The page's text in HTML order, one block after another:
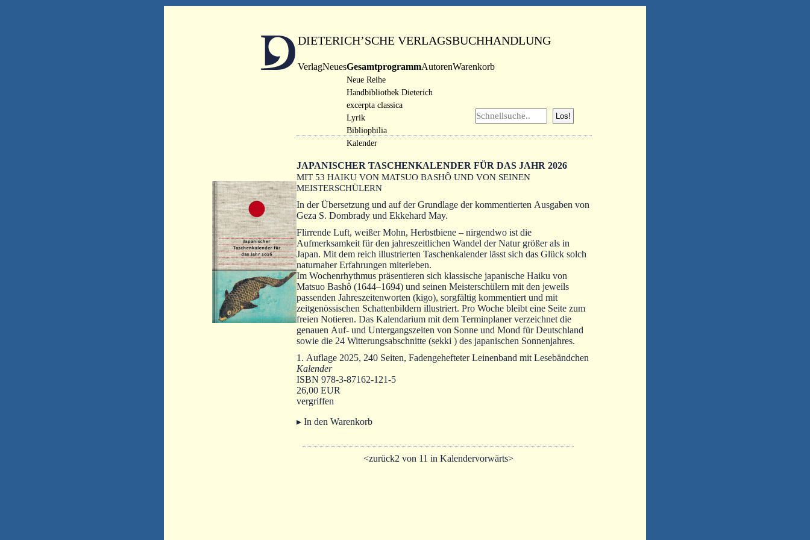
DIETERICH’SCHE VERLAGSBUCHHANDLUNG
VerlagNeuesGesamtprogramm
Neue Reihe
Handbibliothek Dieterich
excerpta classica
Lyrik
Bibliophilia
Kalender
AutorenWarenkorb
JAPANISCHER TASCHENKALENDER FÜR DAS JAHR 2026
MIT 53 HAIKU VON MATSUO BASHÔ UND VON SEINEN
MEISTERSCHÜLERN
In der Übersetzung und auf der Grundlage der kommentierten Ausgaben von
Geza S. Dombrady und Ekkehard May.
Flirrende Luft, weißer Mohn, Herbstbiene – nirgendwo ist die
Aufmerksamkeit für den jahreszeitlichen Wandel der Natur größer als in
Japan. Mit dem reich illustrierten Taschenkalender lässt sich das Glück solch
naturnaher Erfahrungen miterleben.
Im Wochenrhythmus präsentieren sich klassische japanische Haiku von
Matsuo Bashô (1644–1694) und seinen Meisterschülern mit den jeweils
passenden Jahreszeitenworten (kigo), sorgfältig kommentiert und mit
zeitgenössischen Schattenbildern illustriert. Pro Woche bleibt eine Seite zum
freien Notieren. Das Kalendarium mit dem Terminplaner verzeichnet die
genauen Auf- und Untergangszeiten von Sonne und Mond für Deutschland
sowie die 24 Witterungsabschnitte (sekki ) des japanischen Sonnenjahres.
1. Auflage 2025, 240 Seiten, Fadengehefteter Leinenband mit Lesebändchen
Kalender
ISBN 978-3-87162-121-5
26,00 EUR
vergriffen
▸ In den Warenkorb
<zurück2 von 11 in Kalendervorwärts>